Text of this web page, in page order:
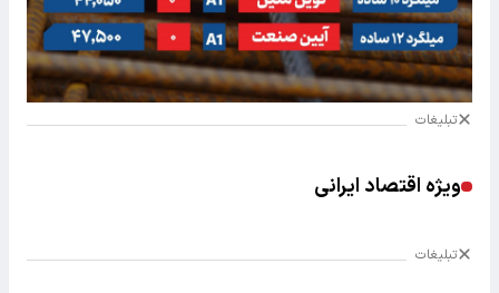
تبلیغات
ویژه اقتصاد ایرانی
تبلیغات